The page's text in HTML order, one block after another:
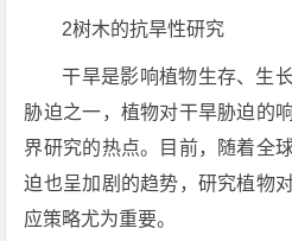
2树木的抗旱性研究
干旱是影响植物生存、生
胁迫之一，植物对干旱胁迫的
界研究的热点。目前，随着全
迫也呈加剧的趋势，研究植物
应策略尤为重要。